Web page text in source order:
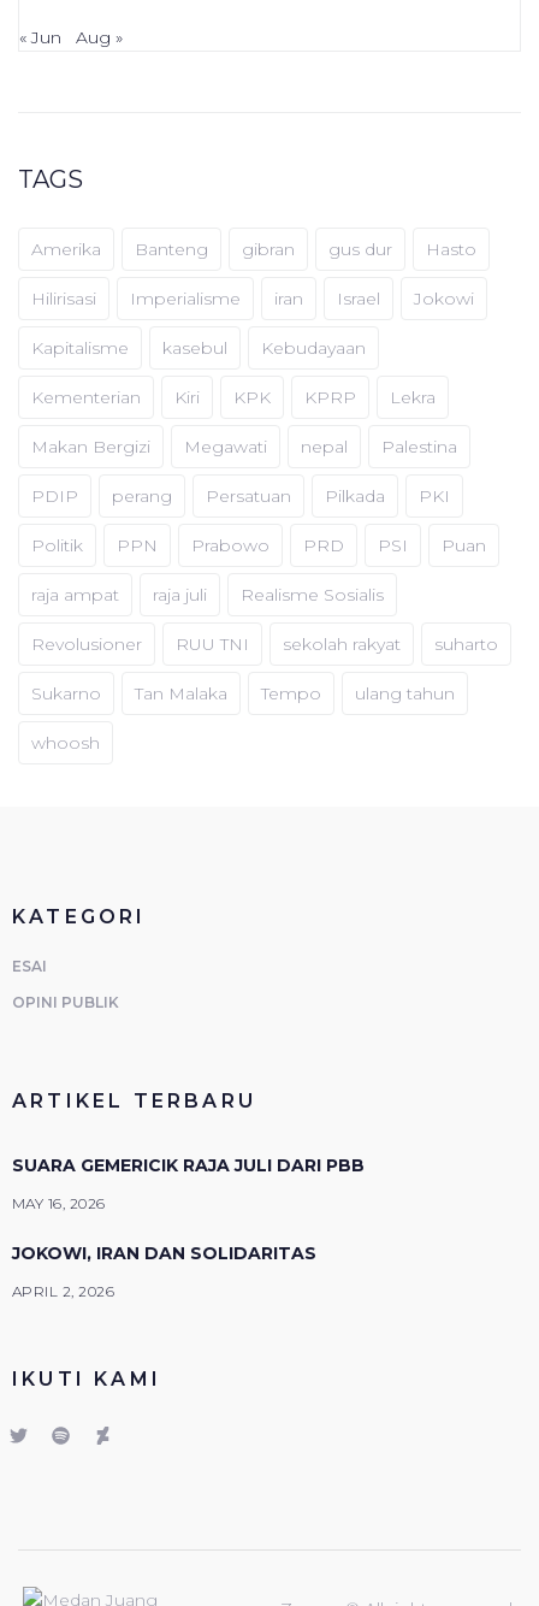
« Jun Aug »
TAGS
Amerika Banteng gibran gus dur Hasto
Hilirisasi Imperialisme iran Israel Jokowi
Kapitalisme kasebul Kebudayaan
Kementerian Kiri KPK KPRP Lekra
Makan Bergizi Megawati nepal Palestina
PDIP perang Persatuan Pilkada PKI
Politik PPN Prabowo PRD PSI Puan
raja ampat raja juli Realisme Sosialis
Revolusioner RUU TNI sekolah rakyat suharto
Sukarno Tan Malaka Tempo ulang tahun
whoosh
KATEGORI
ESAI
OPINI PUBLIK
ARTIKEL TERBARU
SUARA GEMERICIK RAJA JULI DARI PBB
MAY 16, 2026
JOKOWI, IRAN DAN SOLIDARITAS
APRIL 2, 2026
IKUTI KAMI